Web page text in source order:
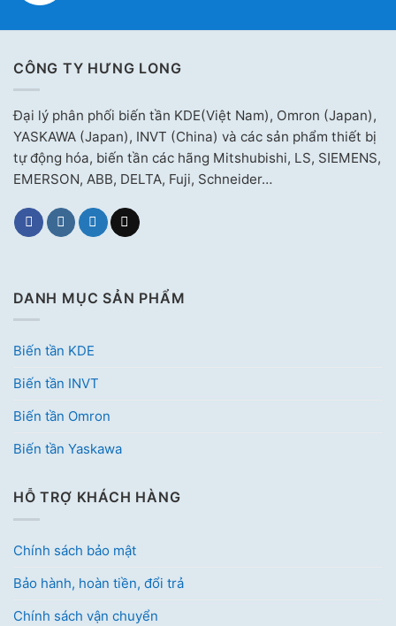
CÔNG TY HƯNG LONG
Đại lý phân phối biến tần KDE(Việt Nam), Omron (Japan),
YASKAWA (Japan), INVT (China) và các sản phẩm thiết bị
tự động hóa, biến tần các hãng Mitshubishi, LS, SIEMENS,
EMERSON, ABB, DELTA, Fuji, Schneider…
DANH MỤC SẢN PHẨM
Biến tần KDE
Biến tần INVT
Biến tần Omron
Biến tần Yaskawa
HỖ TRỢ KHÁCH HÀNG
Chính sách bảo mật
Bảo hành, hoàn tiền, đổi trả
Chính sách vận chuyển